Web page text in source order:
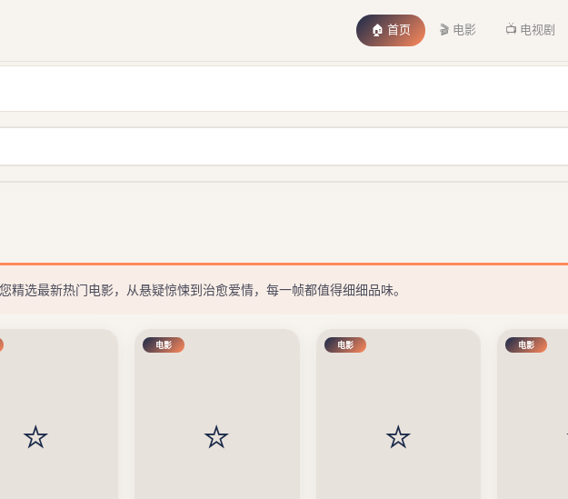
🏠 首页 🎬 电影 📺 电视剧
事-
2023
精选最新热门电影，从悬疑惊悚到治愈爱情，每一帧都值得细细品味。
电影 电影 电影